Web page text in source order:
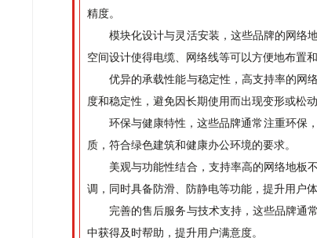
精度。
模块化设计与灵活安装，这些品牌的网络
空间设计使得电缆、网络线等可以方便地布置
优异的承载性能与稳定性，高支持率的网
度和稳定性，避免因长期使用而出现变形或松动
环保与健康特性，这些品牌通常注重环保
质，符合绿色建筑和健康办公环境的要求。
美观与功能性结合，支持率高的网络地板
调，同时具备防滑、防静电等功能，提升用户体
完善的售后服务与技术支持，这些品牌通
中获得及时帮助，提升用户满意度。